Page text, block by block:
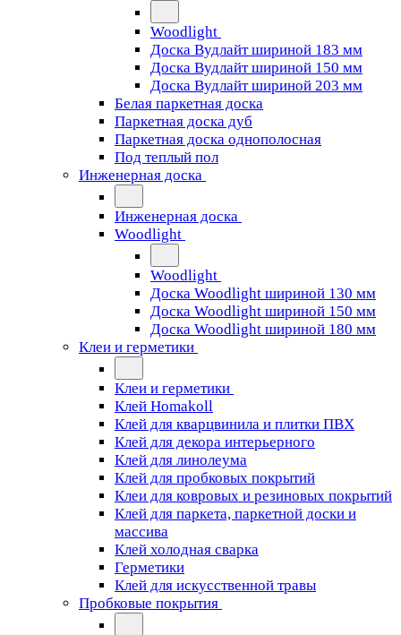
Woodlight
Доска Вудлайт шириной 183 мм
Доска Вудлайт шириной 150 мм
Доска Вудлайт шириной 203 мм
Белая паркетная доска
Паркетная доска дуб
Паркетная доска однополосная
Под теплый пол
Инженерная доска
Инженерная доска
Woodlight
Woodlight
Доска Woodlight шириной 130 мм
Доска Woodlight шириной 150 мм
Доска Woodlight шириной 180 мм
Клеи и герметики
Клеи и герметики
Клей Homakoll
Клей для кварцвинила и плитки ПВХ
Клей для декора интерьерного
Клей для линолеума
Клей для пробковых покрытий
Клеи для ковровых и резиновых покрытий
Клей для паркета, паркетной доски и
массива
Клей холодная сварка
Герметики
Клей для искусственной травы
Пробковые покрытия